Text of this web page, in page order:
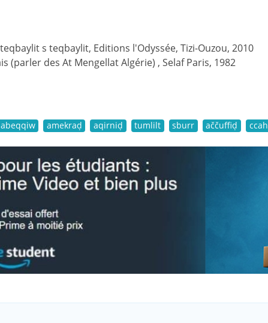
s teqbaylit, Editions l'Odyssée, Tizi-Ouzou, 2010
(parler des At Mengellat Algérie) , Selaf Paris, 1982
abeqqiw amekraḍ aqirniḍ tumlilt sburr aččuffiḍ ccah